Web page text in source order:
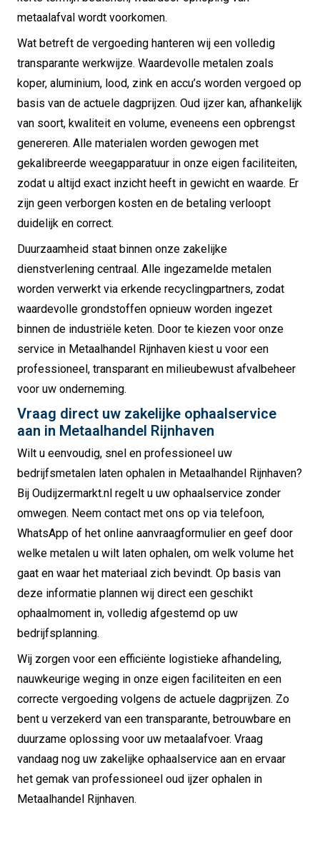
metaalafval wordt voorkomen.
Wat betreft de vergoeding hanteren wij een volledig
transparante werkwijze. Waardevolle metalen zoals
koper, aluminium, lood, zink en accu’s worden vergoed op
basis van de actuele dagprijzen. Oud ijzer kan, afhankelijk
van soort, kwaliteit en volume, eveneens een opbrengst
genereren. Alle materialen worden gewogen met
gekalibreerde weegapparatuur in onze eigen faciliteiten,
zodat u altijd exact inzicht heeft in gewicht en waarde. Er
zijn geen verborgen kosten en de betaling verloopt
duidelijk en correct.
Duurzaamheid staat binnen onze zakelijke
dienstverlening centraal. Alle ingezamelde metalen
worden verwerkt via erkende recyclingpartners, zodat
waardevolle grondstoffen opnieuw worden ingezet
binnen de industriële keten. Door te kiezen voor onze
service in Metaalhandel Rijnhaven kiest u voor een
professioneel, transparant en milieubewust afvalbeheer
voor uw onderneming.
Vraag direct uw zakelijke ophaalservice
aan in Metaalhandel Rijnhaven
Wilt u eenvoudig, snel en professioneel uw
bedrijfsmetalen laten ophalen in Metaalhandel Rijnhaven?
Bij Oudijzermarkt.nl regelt u uw ophaalservice zonder
omwegen. Neem contact met ons op via telefoon,
WhatsApp of het online aanvraagformulier en geef door
welke metalen u wilt laten ophalen, om welk volume het
gaat en waar het materiaal zich bevindt. Op basis van
deze informatie plannen wij direct een geschikt
ophaalmoment in, volledig afgestemd op uw
bedrijfsplanning.
Wij zorgen voor een efficiënte logistieke afhandeling,
nauwkeurige weging in onze eigen faciliteiten en een
correcte vergoeding volgens de actuele dagprijzen. Zo
bent u verzekerd van een transparante, betrouwbare en
duurzame oplossing voor uw metaalafvoer. Vraag
vandaag nog uw zakelijke ophaalservice aan en ervaar
het gemak van professioneel oud ijzer ophalen in
Metaalhandel Rijnhaven.